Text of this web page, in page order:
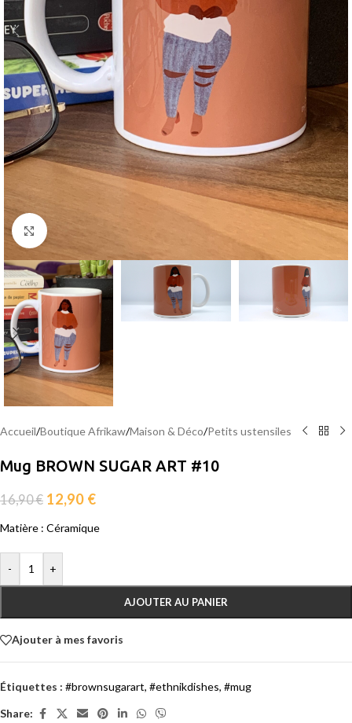
Agrandir
Accueil/Boutique Afrikaw/Maison & Déco/Petits ustensiles
Mug BROWN SUGAR ART #10
16,90€ 12,90 €
Matière : Céramique
- +
AJOUTER AU PANIER
Ajouter à mes favoris
Étiquettes : #brownsugarart, #ethnikdishes, #mug
Share: